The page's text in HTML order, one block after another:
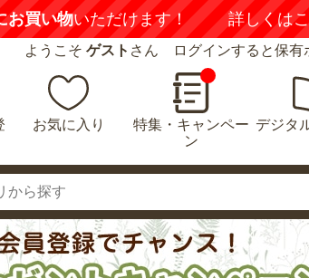
お買い物いただけます！ 詳しくは
ようこそ ゲスト さん ログインすると保有
お気に入り
特集・キャンペー
ン
デジタ